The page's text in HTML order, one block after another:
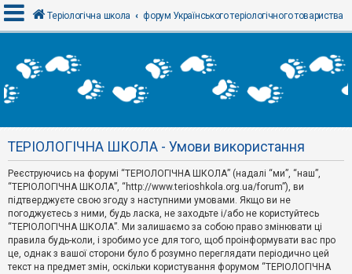
х
і
Р
є
с
т
р
а
ц
я
Теріологічна школа форум Українського теріологічного товариства
ТЕРІОЛОГІЧНА ШКОЛА - Умови використання
Реєструючись на форумі “ТЕРІОЛОГІЧНА ШКОЛА” (надалі “ми”, “наш”,
“ТЕРІОЛОГІЧНА ШКОЛА”, “http://www.terioshkola.org.ua/forum”), ви
підтверджуєте свою згоду з наступними умовами. Якщо ви не
погоджуєтесь з ними, будь ласка, не заходьте і/або не користуйтесь
“ТЕРІОЛОГІЧНА ШКОЛА”. Ми залишаємо за собою право змінювати ці
правила будь-коли, і зробимо усе для того, щоб проінформувати вас про
це, однак з вашої сторони було б розумно переглядати періодично цей
текст на предмет змін, оскільки користування форумом “ТЕРІОЛОГІЧНА